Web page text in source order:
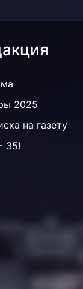
2025
на газету
35!